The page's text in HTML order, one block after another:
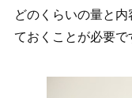
どのくらいの量と
ておくことが必要で